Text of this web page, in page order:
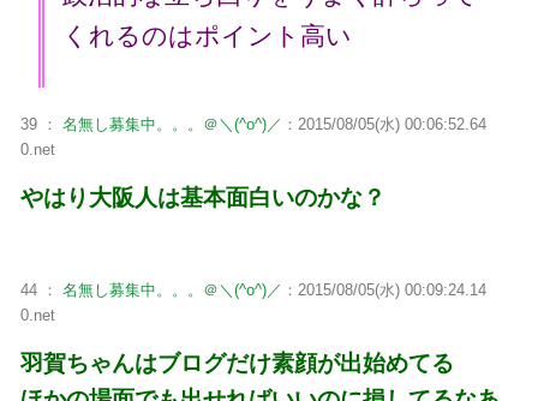
くれるのはポイント高い
39 ： 名無し募集中。。。＠＼(^o^)／ ：2015/08/05(水) 00:06:52.64
0.net
やはり大阪人は基本面白いのかな？
44 ： 名無し募集中。。。＠＼(^o^)／ ：2015/08/05(水) 00:09:24.14
0.net
羽賀ちゃんはブログだけ素顔が出始めてる